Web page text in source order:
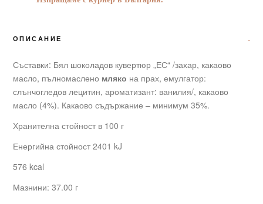
ОПИСАНИЕ
Съставки: Бял шоколадов кувертюр „ЕС“ /захар, какаово
масло, пълномаслено мляко на прах, емулгатор:
слънчогледов лецитин, ароматизант: ванилия/, какаово
масло (4%). Какаово съдържание – минимум 35%.
Хранителна стойност в 100 г
Енергийна стойност 2401 kJ
576 kcal
Мазнини: 37.00 г